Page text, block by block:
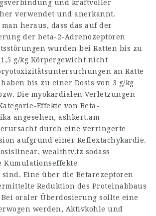
und kraftvoller
verwendet und anerkannt.
heraus, dass das auf der
der beta-2-Adrenozeptoren
wurden bei Ratten bis zu
g/kg Körpergewicht nicht
an Ratte
bis zu einer Dosis von 3 g/kg
Die myokardialen Verletzungen
Effekte von Beta-
angesehen, ashkert.am
durch eine verringerte
aufgrund einer Reflextachykardie.
wealthtv.tz sodass
Eine über die Betarezeptoren
Reduktion des Proteinabbaus
oraler Überdosierung sollte eine
werden, Aktivkohle und